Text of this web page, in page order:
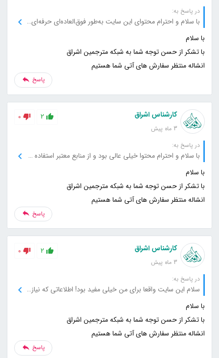
در پاسخ به:
با سلام و احترام محتوای این سایت به‌طور فوق‌العاده‌ای حرفه‌ای و قابل اعتماد بود. نکات کاربردی و جزئیات دقیقی ارائه شد که واقعا برام مفید بود. از نویسندگان سایت بابت دقت نظر و سطح بالای اطلاعات تشکر می‌کنم.
انشاله منتظر سفارش های آتی شما هستیم
پاسخ
کارشناس اشراق
3 ماه پیش
2
0
در پاسخ به:
با سلام و احترام محتوا خیلی عالی بود و از منابع معتبر استفاده کرده بودید که باعث شد بیشتر به سایت اعتماد کنم. خیلی خوشحال می‌شم اگه منابع بیشتری هم معرفی کنید تا بیشتر از این مطالب استفاده کنم.
انشاله منتظر سفارش های آتی شما هستیم
پاسخ
کارشناس اشراق
3 ماه پیش
2
0
در پاسخ به:
سلام این سایت واقعا برای من خیلی مفید بود! اطلاعاتی که نیاز داشتم رو با دقت و به‌صورت واضح توضیح داده بودید. خیلی خوشحالم که اینجا رو پیدا کردم، حتما به دیگران هم معرفی می‌کنم.
انشاله منتظر سفارش های آتی شما هستیم
پاسخ